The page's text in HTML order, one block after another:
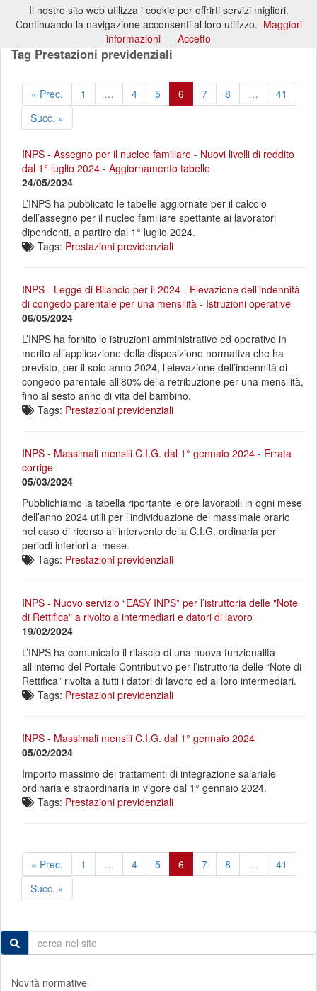
Tag Prestazioni previdenziali
« Prec. 1 … 4 5 6 7 8 …
41
Succ. »
INPS - Assegno per il nucleo familiare - Nuovi livelli di reddito
dal 1° luglio 2024 - Aggiornamento tabelle
24/05/2024
L’INPS ha pubblicato le tabelle aggiornate per il calcolo
dell’assegno per il nucleo familiare spettante ai lavoratori
dipendenti, a partire dal 1° luglio 2024.
Tags: Prestazioni previdenziali
INPS - Legge di Bilancio per il 2024 - Elevazione dell’indennità
di congedo parentale per una mensilità - Istruzioni operative
06/05/2024
L’INPS ha fornito le istruzioni amministrative ed operative in
merito all’applicazione della disposizione normativa che ha
previsto, per il solo anno 2024, l’elevazione dell’indennità di
congedo parentale all’80% della retribuzione per una mensilità,
fino al sesto anno di vita del bambino.
Tags: Prestazioni previdenziali
INPS - Massimali mensili C.I.G. dal 1° gennaio 2024 - Errata
corrige
05/03/2024
Pubblichiamo la tabella riportante le ore lavorabili in ogni mese
dell’anno 2024 utili per l’individuazione del massimale orario
nel caso di ricorso all’intervento della C.I.G. ordinaria per
periodi inferiori al mese.
Tags: Prestazioni previdenziali
INPS - Nuovo servizio “EASY INPS” per l’istruttoria delle "Note
di Rettifica" a rivolto a intermediari e datori di lavoro
19/02/2024
L’INPS ha comunicato il rilascio di una nuova funzionalità
all’interno del Portale Contributivo per l’istruttoria delle “Note di
Rettifica” rivolta a tutti i datori di lavoro ed ai loro intermediari.
Tags: Prestazioni previdenziali
INPS - Massimali mensili C.I.G. dal 1° gennaio 2024
05/02/2024
Importo massimo dei trattamenti di integrazione salariale
ordinaria e straordinaria in vigore dal 1° gennaio 2024.
Tags: Prestazioni previdenziali
« Prec. 1 … 4 5 6 7 8 …
41
Succ. »
Novità normative
Il nostro sito web utilizza i cookie per offrirti servizi migliori.
Continuando la navigazione acconsenti al loro utilizzo. Maggiori
informazioni
Accetto